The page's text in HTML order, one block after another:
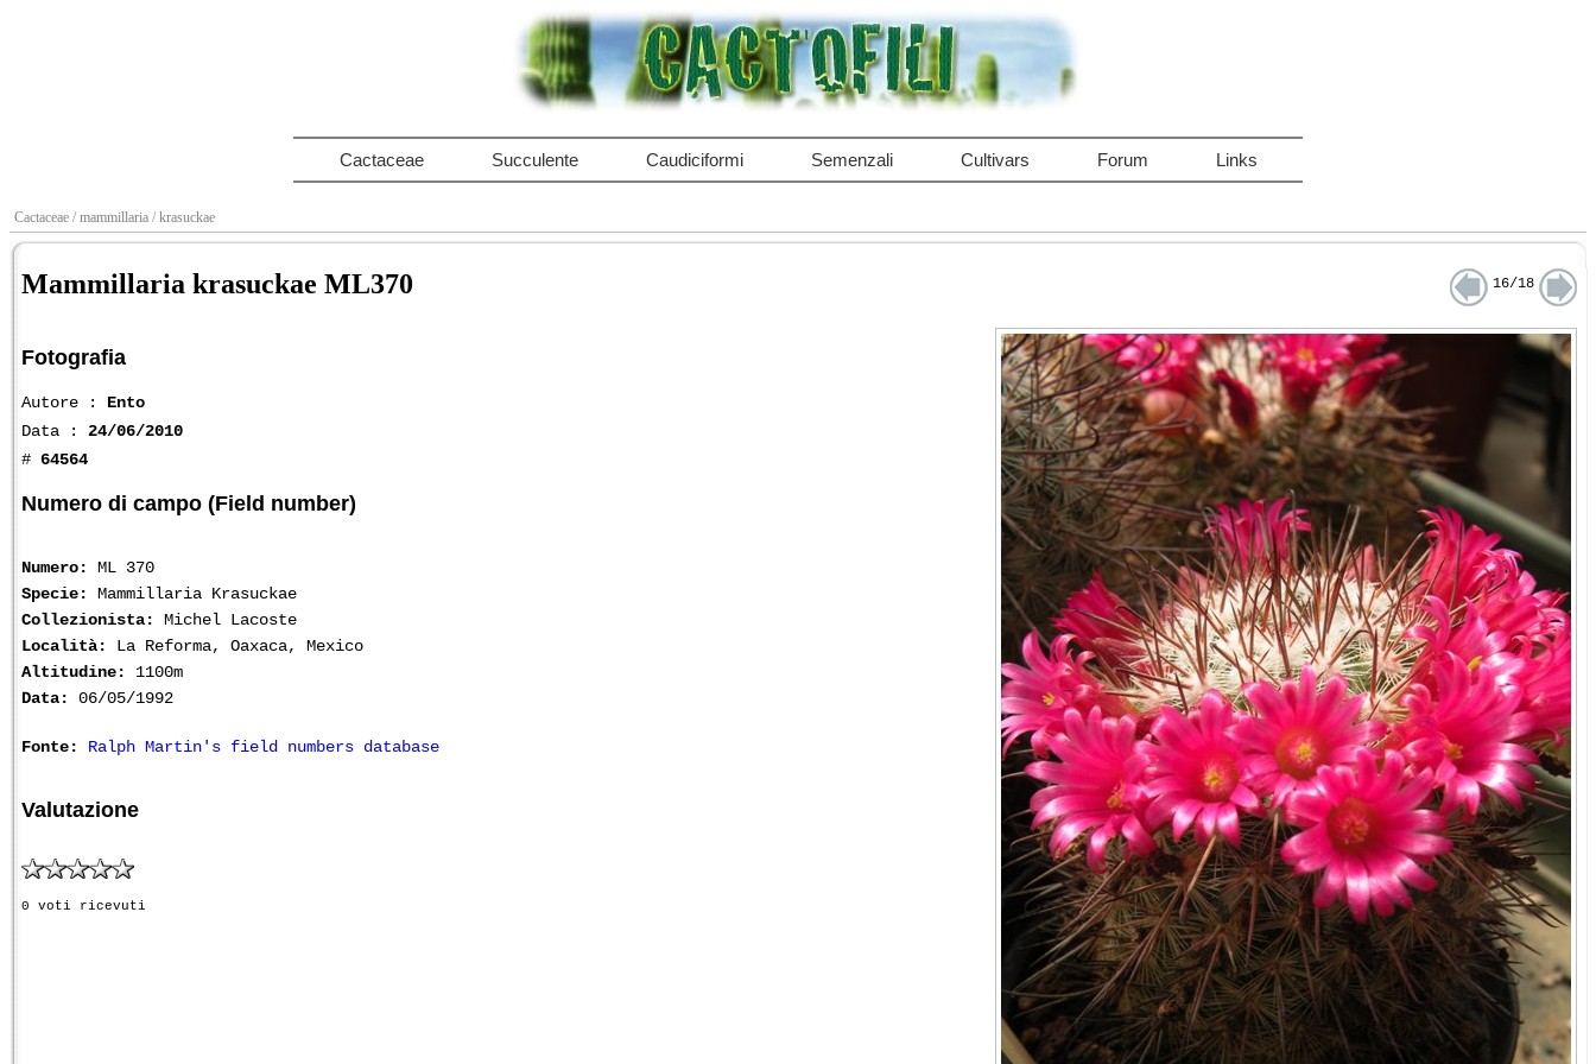
Cactaceae Succulente Caudiciformi Semenzali Cultivars Forum Links
Cactaceae / mammillaria / krasuckae
Mammillaria krasuckae ML370 16/18
Fotografia
Autore : Ento
Data : 24/06/2010
# 64564
Numero di campo (Field number)
Numero:
ML 370
Specie:
Mammillaria Krasuckae
Collezionista:
Michel Lacoste
Località:
La Reforma, Oaxaca, Mexico
Altitudine:
1100m
Data:
06/05/1992
Fonte: Ralph Martin's field numbers database
Valutazione
0 voti ricevuti